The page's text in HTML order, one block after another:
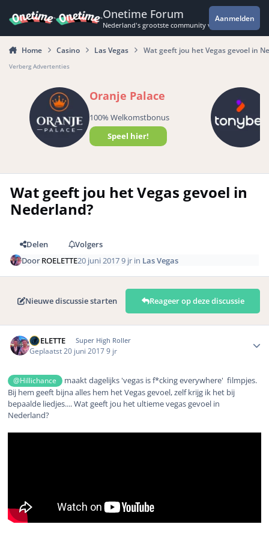
Onetime Forum
Nederland's grootste community voor de
Aanmelden
Home Casino Las Vegas Wat geeft jou het Vegas gevoel in
Verberg Advertenties
Oranje Palace
100% Welkomstbonus
Speel hier!
Wat geeft jou het Vegas gevoel in
Nederland?
Delen
Volgers
DoorROELETTE20 juni 20179 jr in Las Vegas
Nieuwe discussie starten Reageer op deze discussie
ROELETTE Super High Roller
Geplaatst 20 juni 20179 jr
@Hillichance
maakt dagelijks 'vegas is f*cking everywhere' filmpjes.
Bij hem geeft bijna alles hem het Vegas gevoel, zelf krijg ik het bij
bepaalde liedjes.... Wat geeft jou het ultieme vegas gevoel in
Nederland?